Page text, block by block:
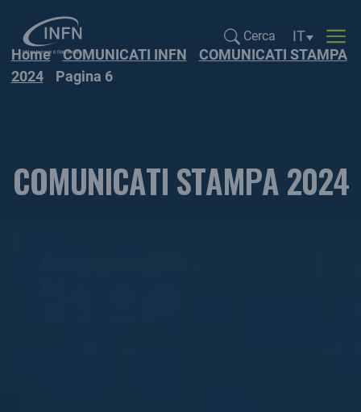
Cerca
Cerca...
Selezione
IT
Home
COMUNICATI INFN
COMUNICATI STAMPA
2024
Pagina 6
COMUNICATI STAMPA 2024